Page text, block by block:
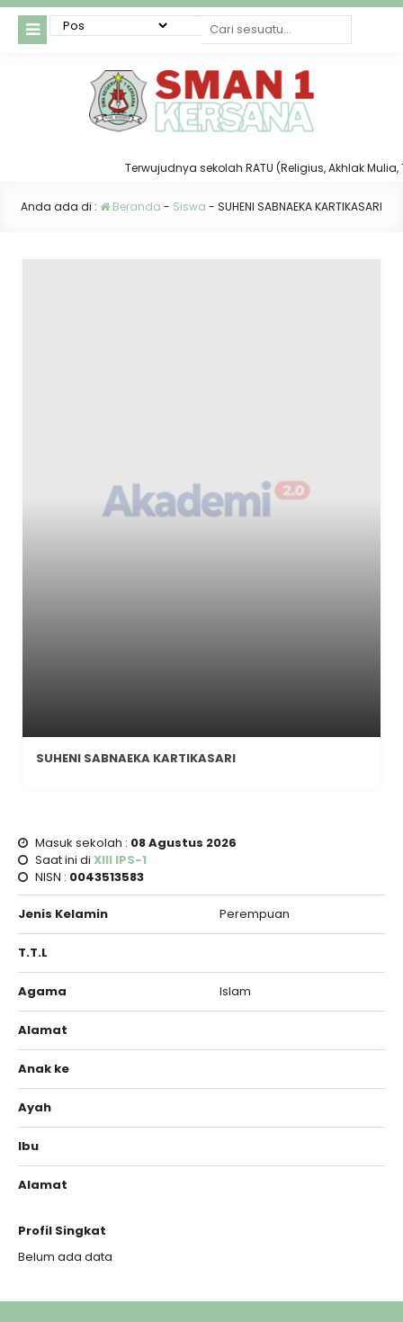
Terwujudnya sekolah RATU (Religius, Akhlak Mulia,
Anda ada di : Beranda - Siswa - SUHENI SABNAEKA KARTIKASARI
SUHENI SABNAEKA KARTIKASARI
Masuk sekolah : 08 Agustus 2026
Saat ini di XIII IPS-1
NISN : 0043513583
Jenis Kelamin Perempuan
T.T.L
Agama Islam
Alamat
Anak ke
Ayah
Ibu
Alamat
Profil Singkat
Belum ada data